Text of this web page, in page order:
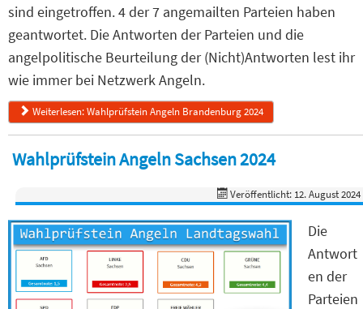
sind eingetroffen. 4 der 7 angemailten Parteien haben
geantwortet. Die Antworten der Parteien und die
angelpolitische Beurteilung der (Nicht)Antworten lest ihr
wie immer bei Netzwerk Angeln.
Weiterlesen: Wahlprüfstein Angeln Brandenburg 2024
Wahlprüfstein Angeln Sachsen 2024
Veröffentlicht: 12. August 2024
Die
Antwort
en der
Parteien